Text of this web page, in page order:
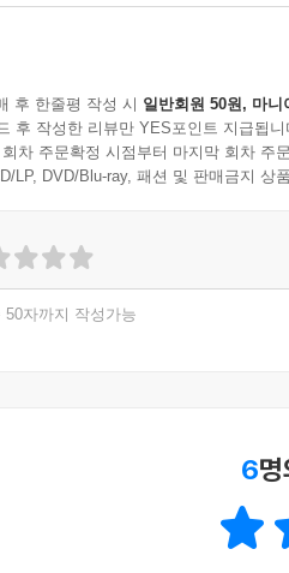
후 한줄평 작성 시 일반회원 50원, 마니
후 작성한 리뷰만 YES포인트 지급됩니
차 주문확정 시점부터 마지막 회차 주
LP, DVD/Blu-ray, 패션 및 판매금지 상
50자까지 작성가능
6